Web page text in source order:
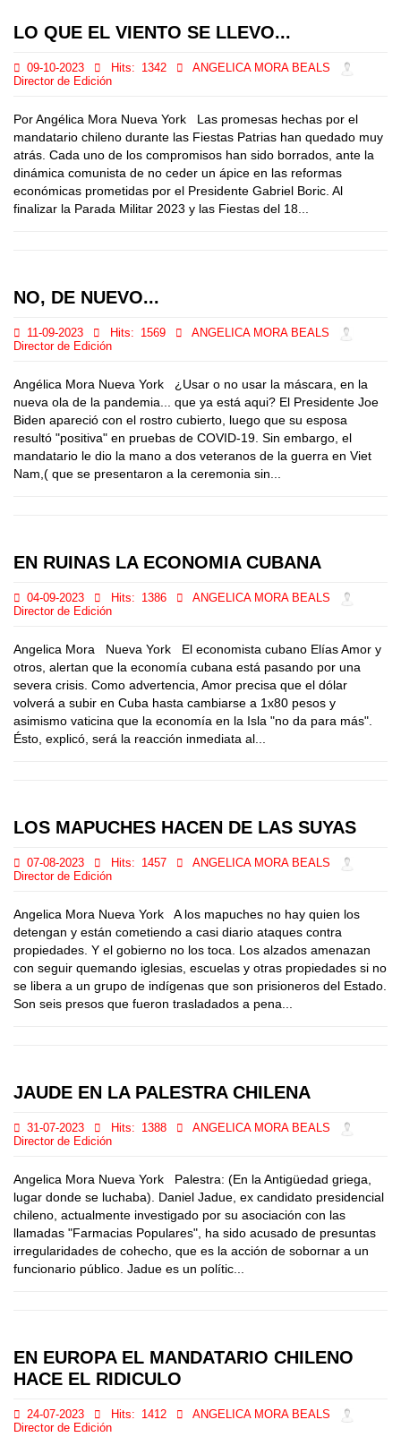
LO QUE EL VIENTO SE LLEVO...
09-10-2023 Hits: 1342
ANGELICA MORA BEALS
Director de Edición
Por Angélica Mora Nueva York Las promesas hechas por el
mandatario chileno durante las Fiestas Patrias han quedado muy
atrás. Cada uno de los compromisos han sido borrados, ante la
dinámica comunista de no ceder un ápice en las reformas
económicas prometidas por el Presidente Gabriel Boric. Al
finalizar la Parada Militar 2023 y las Fiestas del 18...
NO, DE NUEVO...
11-09-2023 Hits: 1569
ANGELICA MORA BEALS
Director de Edición
Angélica Mora Nueva York ¿Usar o no usar la máscara, en la
nueva ola de la pandemia... que ya está aqui? El Presidente Joe
Biden apareció con el rostro cubierto, luego que su esposa
resultó "positiva" en pruebas de COVID-19. Sin embargo, el
mandatario le dio la mano a dos veteranos de la guerra en Viet
Nam,( que se presentaron a la ceremonia sin...
EN RUINAS LA ECONOMIA CUBANA
04-09-2023 Hits: 1386
ANGELICA MORA BEALS
Director de Edición
Angelica Mora Nueva York El economista cubano Elías Amor y
otros, alertan que la economía cubana está pasando por una
severa crisis. Como advertencia, Amor precisa que el dólar
volverá a subir en Cuba hasta cambiarse a 1x80 pesos y
asimismo vaticina que la economía en la Isla "no da para más".
Ésto, explicó, será la reacción inmediata al...
LOS MAPUCHES HACEN DE LAS SUYAS
07-08-2023 Hits: 1457
ANGELICA MORA BEALS
Director de Edición
Angelica Mora Nueva York A los mapuches no hay quien los
detengan y están cometiendo a casi diario ataques contra
propiedades. Y el gobierno no los toca. Los alzados amenazan
con seguir quemando iglesias, escuelas y otras propiedades si no
se libera a un grupo de indígenas que son prisioneros del Estado.
Son seis presos que fueron trasladados a pena...
JAUDE EN LA PALESTRA CHILENA
31-07-2023 Hits: 1388
ANGELICA MORA BEALS
Director de Edición
Angelica Mora Nueva York Palestra: (En la Antigüedad griega,
lugar donde se luchaba). Daniel Jadue, ex candidato presidencial
chileno, actualmente investigado por su asociación con las
llamadas "Farmacias Populares", ha sido acusado de presuntas
irregularidades de cohecho, que es la acción de sobornar a un
funcionario público. Jadue es un polític...
EN EUROPA EL MANDATARIO CHILENO
HACE EL RIDICULO
24-07-2023 Hits: 1412
ANGELICA MORA BEALS
Director de Edición